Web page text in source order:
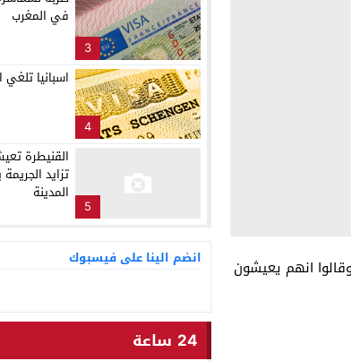
انهم يعيشون
3
في المغرب
4
اسبانيا تلغي
5
القنيطرة
تزايد
المدينة
انضم الينا على فيسبوك
24 ساعة